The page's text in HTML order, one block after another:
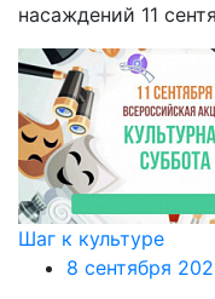
насаждений 11
Шаг к культуре
8 сентября